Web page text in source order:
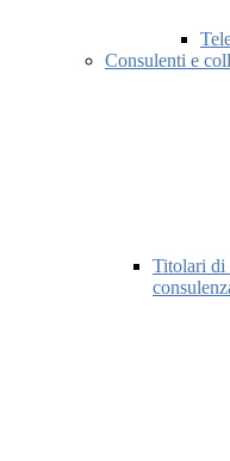
Consulenti e
Titolari di